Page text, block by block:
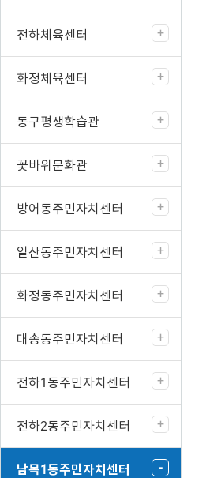
전하체육센터
화정체육센터
동구평생학습관
꽃바위문화관
방어동주민자치센터
일산동주민자치센터
화정동주민자치센터
대송동주민자치센터
전하1동주민자치센터
전하2동주민자치센터
남목1동주민자치센터